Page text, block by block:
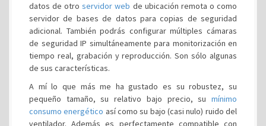
datos de otroservidor web de ubicación remota o como
servidor de bases de datos para copias de seguridad
adicional. También podrás configurar múltiples cámaras
de seguridad IP simultáneamente para monitorización en
tiempo real, grabación y reproducción. Son sólo algunas
de sus características.
A mí lo que más me ha gustado es su robustez, su
pequeño tamaño, su relativo bajo precio, su mínimo
consumo energético así como su bajo (casi nulo) ruido del
ventilador. Además es perfectamente compatible con